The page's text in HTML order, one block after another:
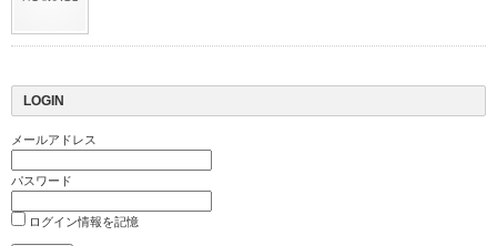
LOGIN
メールアドレス
パスワード
ログイン情報を記憶